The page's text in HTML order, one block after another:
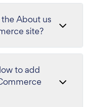
About us
site?
to add